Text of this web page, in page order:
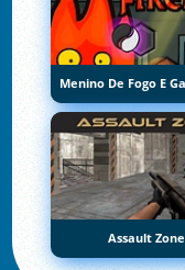
Assault Zone